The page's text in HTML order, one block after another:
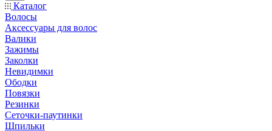
Каталог
Волосы
Аксессуары для волос
Валики
Зажимы
Заколки
Невидимки
Ободки
Повязки
Резинки
Сеточки-паутинки
Шпильки